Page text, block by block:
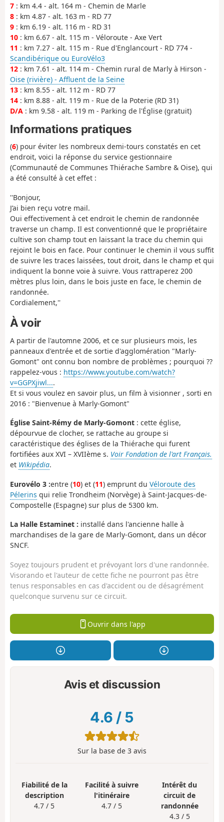
7 : km 4.4 - alt. 164 m - Chemin de Marle
8 : km 4.87 - alt. 163 m - RD 77
9 : km 6.19 - alt. 116 m - RD 31
10 : km 6.67 - alt. 115 m - Véloroute - Axe Vert
11 : km 7.27 - alt. 115 m - Rue d'Englancourt - RD 774 -
Scandibérique ou EuroVélo3
12 : km 7.61 - alt. 114 m - Chemin rural de Marly à Hirson -
Oise (rivière) - Affluent de la Seine
13 : km 8.55 - alt. 112 m - RD 77
14 : km 8.88 - alt. 119 m - Rue de la Poterie (RD 31)
D/A : km 9.58 - alt. 119 m - Parking de l'Église (gratuit)
Informations pratiques
(6) pour éviter les nombreux demi-tours constatés en cet
endroit, voici la réponse du service gestionnaire
(Communauté de Communes Thiérache Sambre & Oise), qui
a été consulté à cet effet :
''Bonjour,
J’ai bien reçu votre mail.
Oui effectivement à cet endroit le chemin de randonnée
traverse un champ. Il est conventionné que le propriétaire
cultive son champ tout en laissant la trace du chemin qui
rejoint le bois en face. Pour continuer le chemin il vous suffit
de suivre les traces laissées, tout droit, dans le champ et qui
indiquent la bonne voie à suivre. Vous rattraperez 200
mètres plus loin, dans le bois juste en face, le chemin de
randonnée.
Cordialement,''
À voir
A partir de l'automne 2006, et ce sur plusieurs mois, les
panneaux d'entrée et de sortie d'agglomération "Marly-
Gomont" ont connu bon nombre de problèmes ; pourquoi ??
rappelez-vous : https://www.youtube.com/watch?
v=GGPXjiwl....
Et si vous voulez en savoir plus, un film à visionner , sorti en
2016 : "Bienvenue à Marly-Gomont"
Église Saint-Rémy de Marly-Gomont : cette église,
dépourvue de clocher, se rattache au groupe si
caractéristique des églises de la Thiérache qui furent
fortifiées aux XVI – XVIIème s. Voir Fondation de l'art Français.
et Wikipédia.
Eurovélo 3 :entre (10) et (11) emprunt du Véloroute des
Pélerins qui relie Trondheim (Norvège) à Saint-Jacques-de-
Compostelle (Espagne) sur plus de 5300 km.
La Halle Estaminet : installé dans l'ancienne halle à
marchandises de la gare de Marly-Gomont, dans un décor
SNCF.
Soyez toujours prudent et prévoyant lors d'une randonnée.
Visorando et l'auteur de cette fiche ne pourront pas être
tenus responsables en cas d'accident ou de désagrément
quelconque survenu sur ce circuit.
Ouvrir dans l'app
Avis et discussion
4.6 / 5
Sur la base de 3 avis
Fiabilité de la
description
4.7 / 5
Facilité à suivre
l'itinéraire
4.7 / 5
Intérêt du
circuit de
randonnée
4.3 / 5